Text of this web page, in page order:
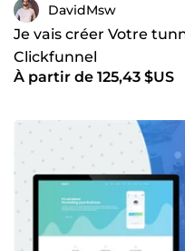
DavidMsw
Je vais créer Votre
Clickfunnel
À partir de 125,43 $US